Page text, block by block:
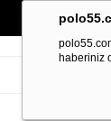
haberiniz